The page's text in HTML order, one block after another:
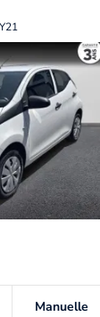
Manuelle